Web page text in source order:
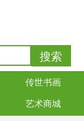
传世书画
艺术商城